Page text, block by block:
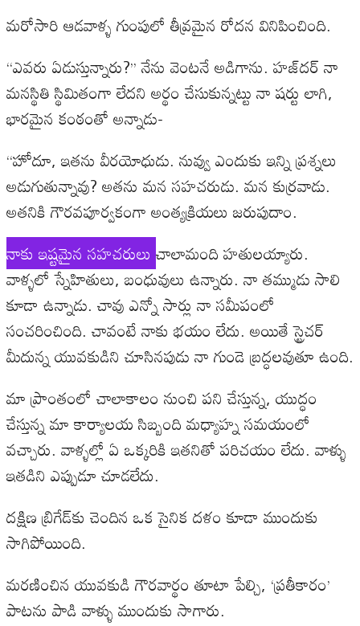
మరోసారి ఆడవాళ్ళ గుంపులో తీవ్రమైన రోదన వినిపించింది.
‘‘ఎవరు ఏడుస్తున్నారు?’’ నేను వెంటనే అడిగాను. హజ్‌దర్‌ నా
మనస్థితి స్థిమితంగా లేదని అర్థం చేసుకున్నట్టు నా షర్టు లాగి,
భారమైన కంఠంతో అన్నాడు-
‘‘హోదూ, ఇతను వీరయోధుడు. నువ్వు ఎందుకు ఇన్ని ప్రశ్నలు
అడుగుతున్నావు? అతను మన సహచరుడు. మన కుర్రవాడు.
అతనికి గౌరవపూర్వకంగా అంత్యక్రియలు జరుపుదాం.
నాకు ఇష్టమైన సహచరులు చాలామంది హతులయ్యారు.
వాళ్ళలో స్నేహితులు, బంధువులు ఉన్నారు. నా తమ్ముడు సాలి
కూడా ఉన్నాడు. చావు ఎన్నో సార్లు నా సమీపంలో
సంచరించింది. చావంటే నాకు భయం లేదు. అయితే స్ట్రెచర్‌
మీదున్న యువకుడిని చూసినపుడు నా గుండె బ్రద్ధలవుతూ ఉంది.
మా ప్రాంతంలో చాలాకాలం నుంచి పని చేస్తున్న, యుద్ధం
చేస్తున్న మా కార్యాలయ సిబ్బంది మధ్యాహ్న సమయంలో
వచ్చారు. వాళ్ళల్లో ఏ ఒక్కరికి ఇతనితో పరిచయం లేదు. వాళ్ళు
ఇతడిని ఎప్పుడూ చూడలేదు.
దక్షిణ బ్రిగేడ్‌కు చెందిన ఒక సైనిక దళం కూడా ముందుకు
సాగిపోయింది.
మరణించిన యువకుడి గౌరవార్థం తూటా పేల్చి, ‘ప్రతీకారం’
పాటను పాడి వాళ్ళు ముందుకు సాగారు.